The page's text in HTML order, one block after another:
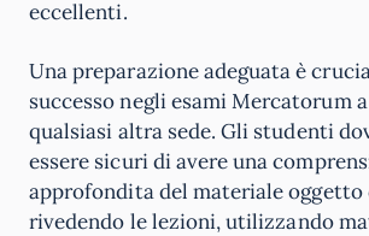
eccellenti.
Una preparazione adeguata è
successo negli esami Mercatorum
qualsiasi altra sede. Gli studenti
essere sicuri di avere una
approfondita del materiale oggetto
rivedendo le lezioni, utilizzando